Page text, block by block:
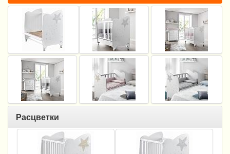
Манежи
Безопасность ребенка
Ходунки и прыгунки
Игры и развитие
Принадлежности для выписки
Сумки для мам и детей
Кенгуру и слинги
Расцветки